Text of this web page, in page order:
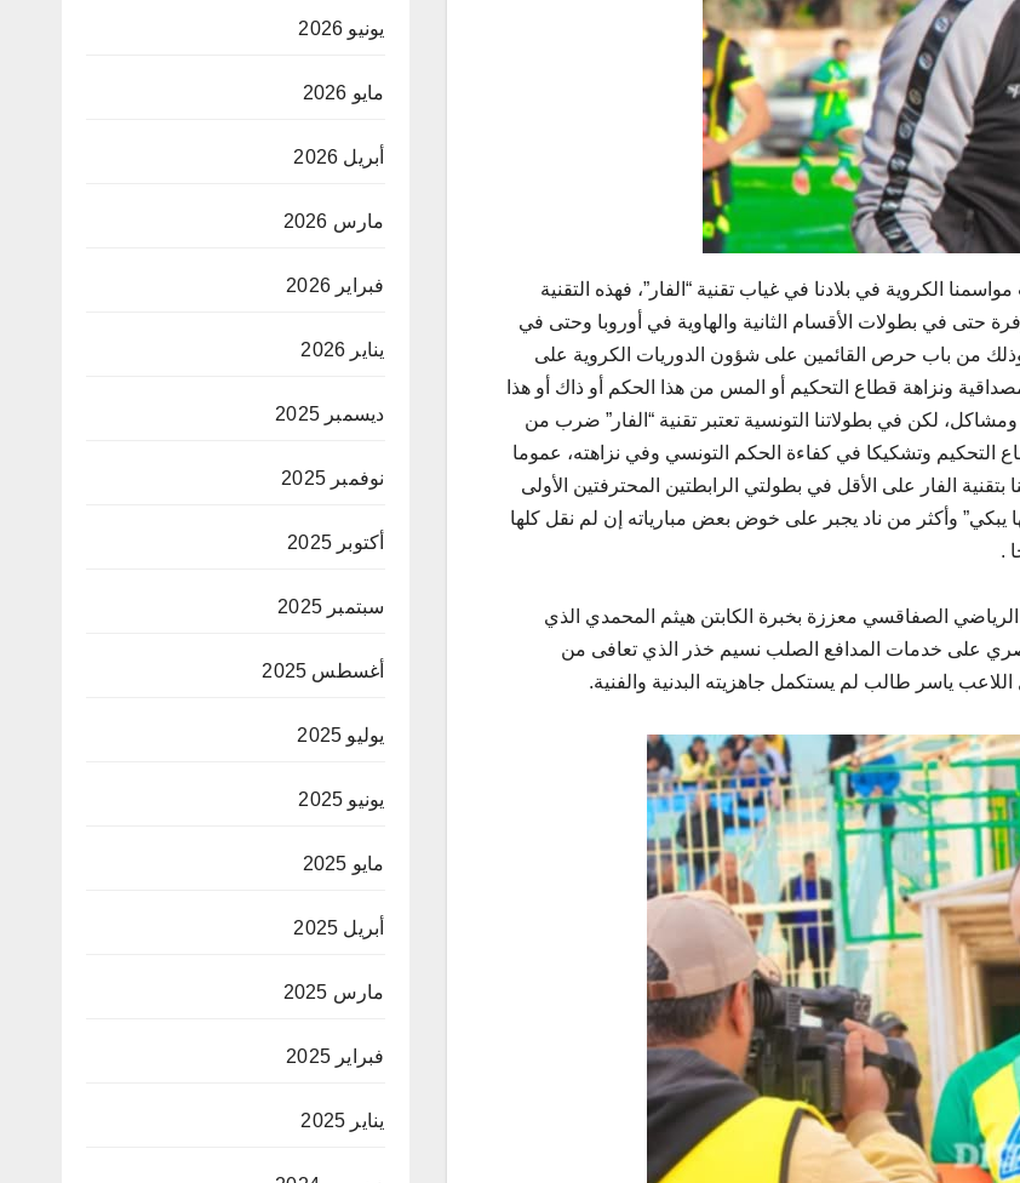
الكروية في بلادنا في غياب تقنية “الفار”، فهذه التقنية
حتى في بطولات الأقسام الثانية والهاوية في أوروبا وحتى في
وذلك من باب حرص القائمين على شؤون الدوريات الكروية على
ونزاهة قطاع التحكيم أو المس من هذا الحكم أو ذاك أو هذا
لكن في بطولاتنا التونسية تعتبر تقنية “الفار” ضرب من
التحكيم وتشكيكا في كفاءة الحكم التونسي وفي نزاهته، عموما
الفار على الأقل في بطولتي الرابطتين المحترفتين الأولى
يبكي” وأكثر من ناد يجبر على خوض بعض مبارياته إن لم نقل كلها
.
الصفاقسي معززة بخبرة الكابتن هيثم المحمدي الذي
على خدمات المدافع الصلب نسيم خذر الذي تعافى من
ياسر طالب لم يستكمل جاهزيته البدنية والفنية.
يونيو 2026
مايو 2026
أبريل 2026
مارس 2026
فبراير 2026
يناير 2026
ديسمبر 2025
نوفمبر 2025
أكتوبر 2025
سبتمبر 2025
أغسطس 2025
يوليو 2025
يونيو 2025
مايو 2025
أبريل 2025
مارس 2025
فبراير 2025
يناير 2025